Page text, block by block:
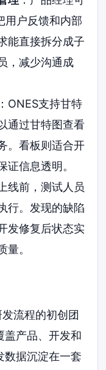
用户反馈和内部
能直接拆分成子
，减少沟通成
ONES支持甘特
通过甘特图查看
。看板则适合开
证信息透明。
线前，测试人员
行。发现的缺陷
发修复后状态实
。
流程的初创团
盖产品、开发和
数据沉淀在一套